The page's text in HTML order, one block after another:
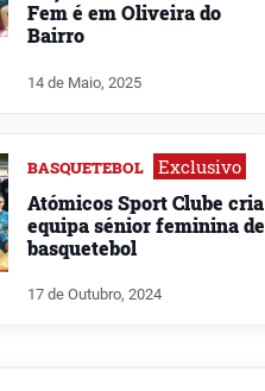
Fem é em Oliveira do
Bairro
14 de Maio, 2025
BASQUETEBOL Exclusivo
Atómicos Sport Clube cria
equipa sénior feminina de
basquetebol
17 de Outubro, 2024